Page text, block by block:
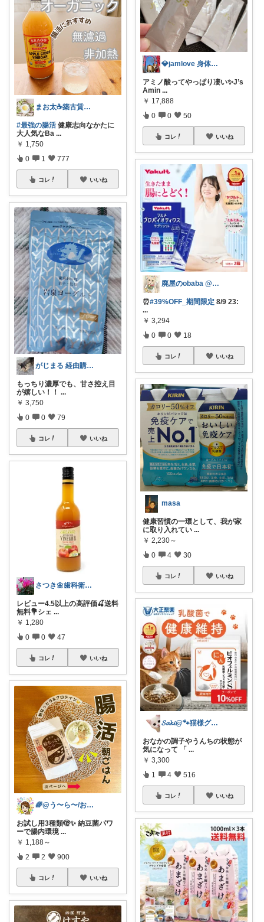
まお太☕築古賃貸住まい元紅茶専門店のひと
#最強の腸活 健康志向なかたに
大人気なBa ...
￥ 1,750
0 1 777
コレ いいね
がじまる 経由購入感謝です！！
もっちり濃厚でも、甘さ控え目
が嬉しい！！ ...
￥ 3,750
0 0 79
コレ いいね
さつき🌼歯科衛生士🌈経由購入🙇
レビュー4.5以上の高評価🍒送料
無料💐シェ ...
￥ 1,280
0 0 47
コレ いいね
🌈@う〜ら〜/お得✨美味しい✨素敵✨
お試し用3種類🫣✨ 納豆菌パワ
ーで腸内環境 ...
￥ 1,188～
2 2 900
コレ いいね
💎jamlove 身体に優しく
アミノ酸ってやっぱり凄い✨J’s
Amin ...
￥ 17,888
0 0 50
コレ いいね
廃屋のobaba @ 感謝🙏ほぼ朝コレ
⏰#39%OFF_期間限定 8/9 23:
...
￥ 3,294
0 0 18
コレ いいね
masa
健康習慣の一環として、我が家
に取り入れてい ...
￥ 2,230～
0 4 30
コレ いいね
𝓢𝓪𝓴𝓲@🐾猫様グッズ紹介🐾
おなかの調子やうんちの状態が
気になって 「 ...
￥ 3,300
1 4 516
コレ いいね